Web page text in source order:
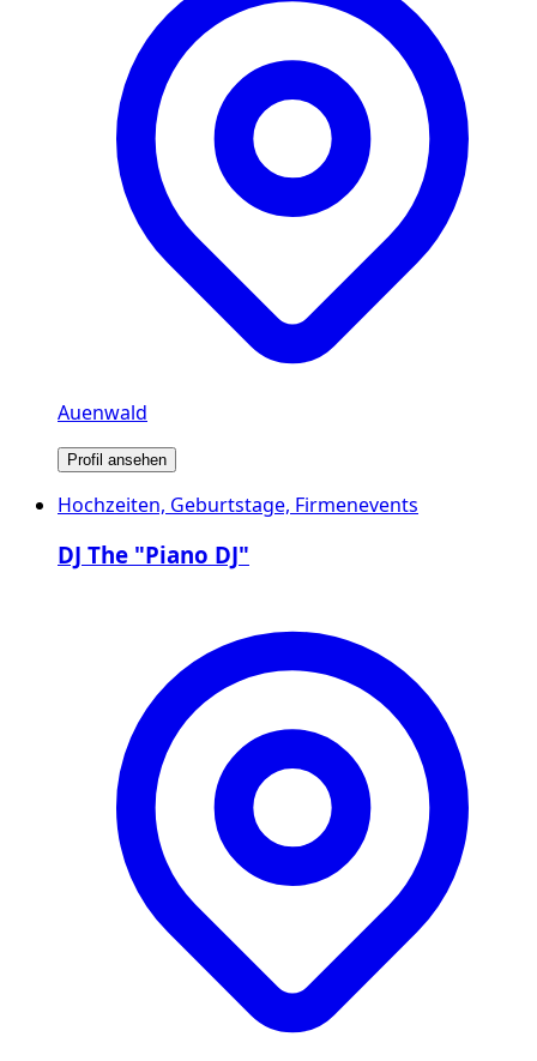
Auenwald
Profil ansehen
Hochzeiten, Geburtstage, Firmenevents
DJ The "Piano DJ"